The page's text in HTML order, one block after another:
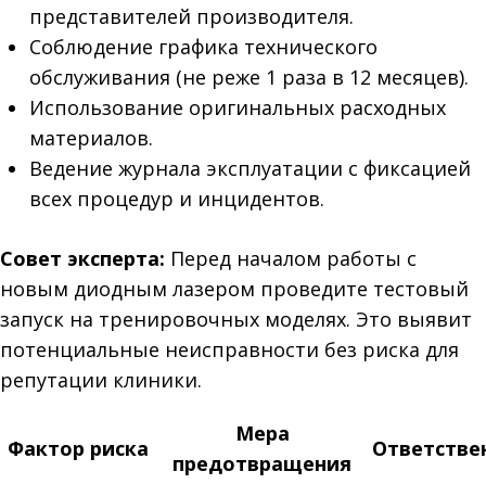
представителей производителя.
Соблюдение графика технического
обслуживания (не реже 1 раза в 12 месяцев).
Использование оригинальных расходных
материалов.
Ведение журнала эксплуатации с фиксацией
всех процедур и инцидентов.
Совет эксперта: Перед началом работы с
новым диодным лазером проведите тестовый
запуск на тренировочных моделях. Это выявит
потенциальные неисправности без риска для
репутации клиники.
Фактор риска
Мера
предотвращения